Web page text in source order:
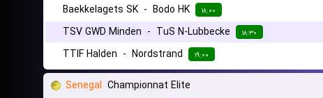
Baekkelagets SK - Bodo HK ۱۸:۰۰
TSV GWD Minden - TuS N-Lubbecke ۱۸:۳۰
TTIF Halden - Nordstrand ۱۹:۰۰
Senegal Championnat Elite